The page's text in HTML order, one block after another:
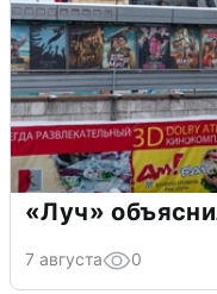
«Луч»
7 августа 0